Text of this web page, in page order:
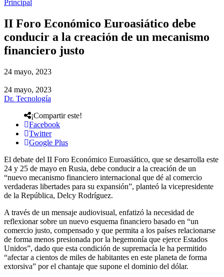
Principal
II Foro Económico Euroasiático debe
conducir a la creación de un mecanismo
financiero justo
24 mayo, 2023
24 mayo, 2023
Dr. Tecnología
¡Compartir este!
Facebook
Twitter
Google Plus
El debate del II Foro Económico Euroasiático, que se desarrolla este
24 y 25 de mayo en Rusia, debe conducir a la creación de un
“nuevo mecanismo financiero internacional que dé al comercio
verdaderas libertades para su expansión”, planteó la vicepresidente
de la República, Delcy Rodríguez.
A través de un mensaje audiovisual, enfatizó la necesidad de
reflexionar sobre un nuevo esquema financiero basado en “un
comercio justo, compensado y que permita a los países relacionarse
de forma menos presionada por la hegemonía que ejerce Estados
Unidos”, dado que esta condición de supremacía le ha permitido
“afectar a cientos de miles de habitantes en este planeta de forma
extorsiva” por el chantaje que supone el dominio del dólar.